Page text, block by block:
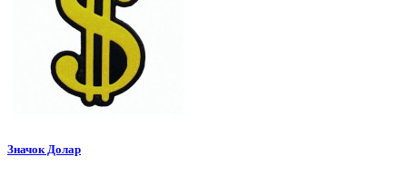
Значок Долар